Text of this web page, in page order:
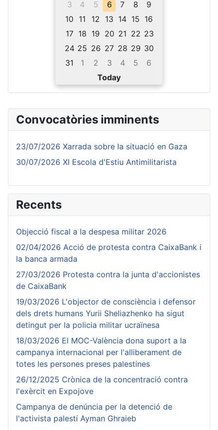
Convocatòries imminents
23/07/2026 Xarrada sobre la situació en Gaza
30/07/2026 XI Escola d'Estiu Antimilitarista
Recents
Objecció fiscal a la despesa militar 2026
02/04/2026 Acció de protesta contra CaixaBank i
la banca armada
27/03/2026 Protesta contra la junta d'accionistes
de CaixaBank
19/03/2026 L'objector de consciència i defensor
dels drets humans Yurii Sheliazhenko ha sigut
detingut per la policia militar ucraïnesa
18/03/2026 El MOC-València dona suport a la
campanya internacional per l'alliberament de
totes les persones preses palestines
26/12/2025 Crònica de la concentració contra
l'exèrcit en Expojove
Campanya de denúncia per la detenció de
l'activista palestí Ayman Ghraieb
3
4 5 6 7 8
9
10
11 12 13 14 15 16
17 18 19 20 21 22 23
24 25 26 27 28 29 30
31
1 2 3 4 5
6
Today